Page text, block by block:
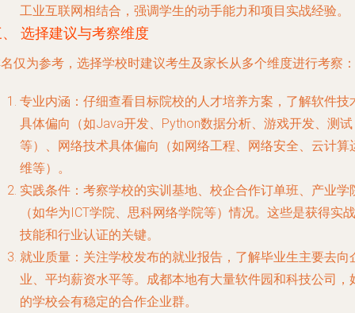
工业互联网相结合，强调学生的动手能力和项目实战经验。
选择建议与考察维度
仅为参考，选择学校时建议考生及家长从多个维度进行考察：
专业内涵 ：仔细查看目标院校的人才培养方案 ，了解软件技
具体偏向（如Java开发、Python数据分析、游戏开发、测试
等）、网络技术具体偏向（如网络工程、网络安全、云计算
维等）。
实践条件 ：考察学校的实训基地、校企合作订单班、产业学
（如华为ICT学院、思科网络学院等）情况。这些是获得实战
技能和行业认证的关键。
就业质量 ：关注学校发布的就业报告 ，了解毕业生主要去向
业、平均薪资水平等。成都本地有大量软件园和科技公司，
的学校会有稳定的合作企业群。